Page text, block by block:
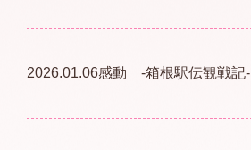
2026.01.06感動 -箱根駅伝観戦記-